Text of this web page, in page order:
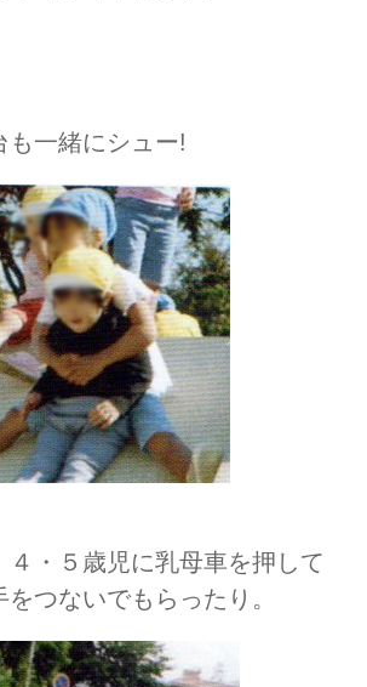
も一緒にシュー!
・５歳児に乳母車を押して
つないでもらったり。